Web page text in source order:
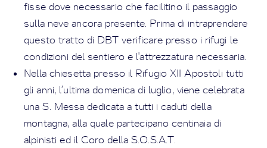
fisse dove necessario che facilitino il passaggio
sulla neve ancora presente. Prima di intraprendere
questo tratto di DBT verificare presso i rifugi le
condizioni del sentiero e l'attrezzatura necessaria.
Nella chiesetta presso il Rifugio XII Apostoli tutti
gli anni, l’ultima domenica di luglio, viene celebrata
una S. Messa dedicata a tutti i caduti della
montagna, alla quale partecipano centinaia di
alpinisti ed il Coro della S.O.S.A.T.